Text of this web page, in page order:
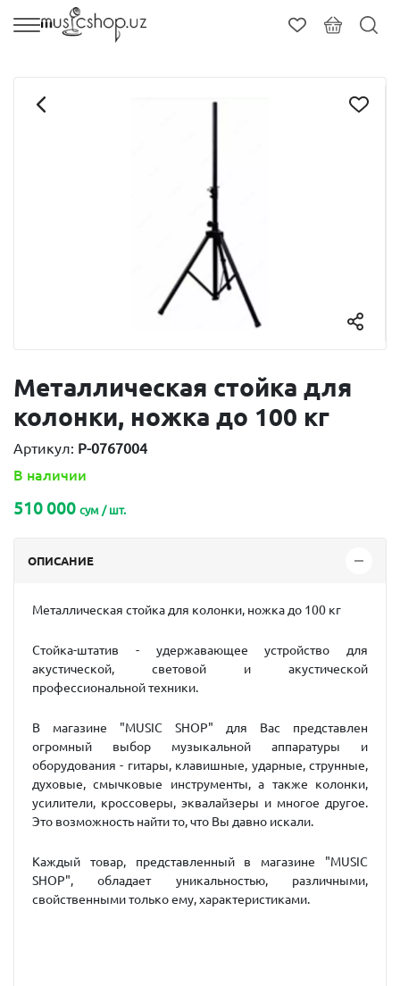
Металлическая стойка для
колонки, ножка до 100 кг
Артикул: P-0767004
В наличии
510 000 сум / шт.
ОПИСАНИЕ
Металлическая стойка для колонки, ножка до 100 кг
Стойка-штатив - удержавающее устройство для
акустической, световой и акустической
профессиональной техники.
В магазине "MUSIC SHOP" для Вас представлен
огромный выбор музыкальной аппаратуры и
оборудования - гитары, клавишные, ударные, струнные,
духовые, смычковые инструменты, а также колонки,
усилители, кроссоверы, эквалайзеры и многое другое.
Это возможность найти то, что Вы давно искали.
Каждый товар, представленный в магазине "MUSIC
SHOP", обладает уникальностью, различными,
свойственными только ему, характеристиками.